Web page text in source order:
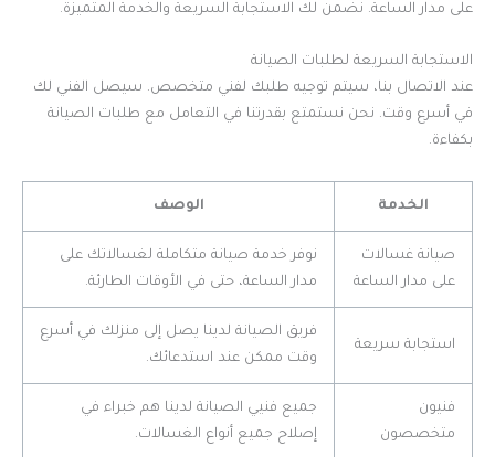
على مدار الساعة. نضمن لك الاستجابة السريعة والخدمة المتميزة.
الاستجابة السريعة لطلبات الصيانة
عند الاتصال بنا، سيتم توجيه طلبك لفني متخصص. سيصل الفني لك
في أسرع وقت. نحن نستمتع بقدرتنا في التعامل مع طلبات الصيانة
بكفاءة.
الخدمة الوصف
صيانة غسالات
على مدار الساعة
نوفر خدمة صيانة متكاملة لغسالاتك على
مدار الساعة، حتى في الأوقات الطارئة.
استجابة سريعة
فريق الصيانة لدينا يصل إلى منزلك في أسرع
وقت ممكن عند استدعائك.
فنيون
متخصصون
جميع فنيي الصيانة لدينا هم خبراء في
إصلاح جميع أنواع الغسالات.